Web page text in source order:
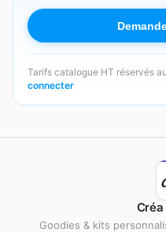
Tarifs catalogue HT réservés
connecter
Créa
Goodies & kits